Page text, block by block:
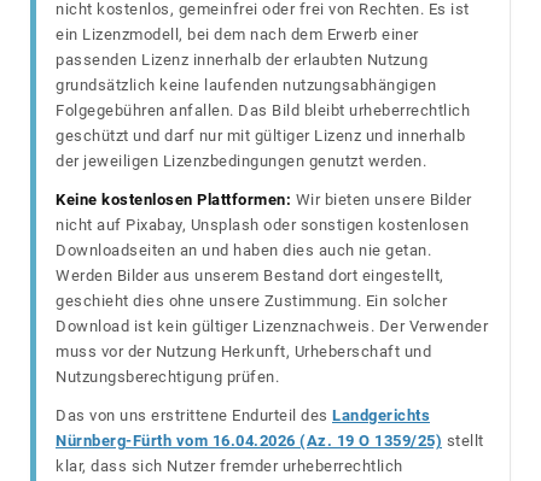
nicht kostenlos, gemeinfrei oder frei von Rechten. Es ist
ein Lizenzmodell, bei dem nach dem Erwerb einer
passenden Lizenz innerhalb der erlaubten Nutzung
grundsätzlich keine laufenden nutzungsabhängigen
Folgegebühren anfallen. Das Bild bleibt urheberrechtlich
geschützt und darf nur mit gültiger Lizenz und innerhalb
der jeweiligen Lizenzbedingungen genutzt werden.
Keine kostenlosen Plattformen: Wir bieten unsere Bilder
nicht auf Pixabay, Unsplash oder sonstigen kostenlosen
Downloadseiten an und haben dies auch nie getan.
Werden Bilder aus unserem Bestand dort eingestellt,
geschieht dies ohne unsere Zustimmung. Ein solcher
Download ist kein gültiger Lizenznachweis. Der Verwender
muss vor der Nutzung Herkunft, Urheberschaft und
Nutzungsberechtigung prüfen.
Das von uns erstrittene Endurteil des Landgerichts
Nürnberg-Fürth vom 16.04.2026 (Az. 19 O 1359/25) stellt
klar, dass sich Nutzer fremder urheberrechtlich